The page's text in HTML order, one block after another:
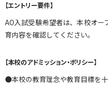
【エントリー要件】
AO入試受験希望者は、本校オ
育内容を確認してください。
【本校のアドミッション・ポリシー】
●本校の教育理念や教育目標を